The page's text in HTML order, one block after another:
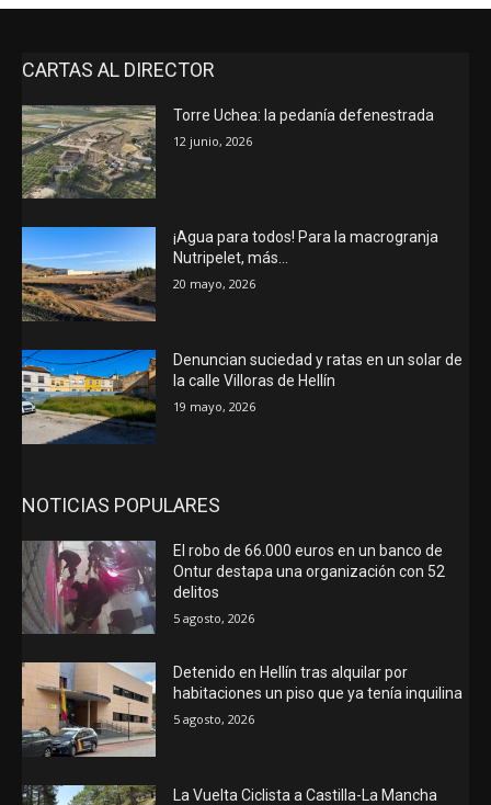
CARTAS AL DIRECTOR
Torre Uchea: la pedanía defenestrada
12 junio, 2026
¡Agua para todos! Para la macrogranja
Nutripelet, más…
20 mayo, 2026
Denuncian suciedad y ratas en un solar de
la calle Villoras de Hellín
19 mayo, 2026
NOTICIAS POPULARES
El robo de 66.000 euros en un banco de
Ontur destapa una organización con 52
delitos
5 agosto, 2026
Detenido en Hellín tras alquilar por
habitaciones un piso que ya tenía inquilina
5 agosto, 2026
La Vuelta Ciclista a Castilla-La Mancha